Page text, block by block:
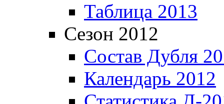
Таблица 2013
Сезон 2012
Состав Дубля
Календарь 2012